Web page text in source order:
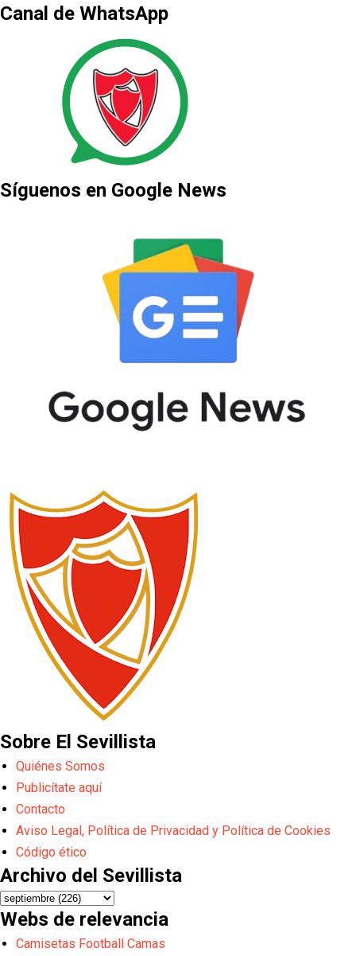
Canal de WhatsApp
Síguenos en Google News
Sobre El Sevillista
Quiénes Somos
Publicítate aquí
Contacto
Aviso Legal, Política de Privacidad y Política de Cookies
Código ético
Archivo del Sevillista
Webs de relevancia
Camisetas Football Camas